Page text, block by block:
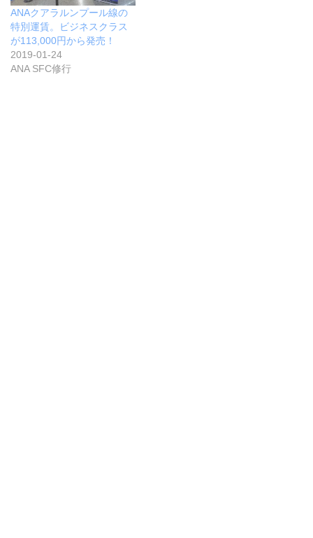
ANAクアラルンプール線の
特別運賃。ビジネスクラス
が113,000円から発売！
2019-01-24
ANA SFC修行